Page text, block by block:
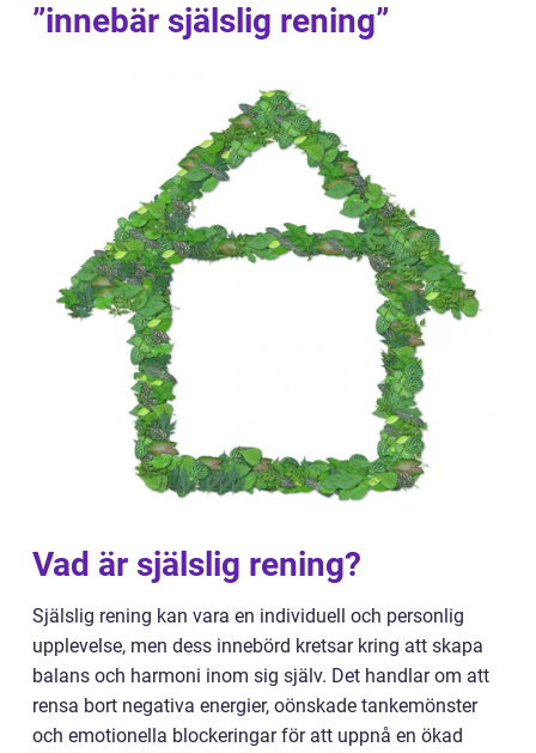
”innebär själslig rening”
Vad är själslig rening?
Själslig rening kan vara en individuell och personlig
upplevelse, men dess innebörd kretsar kring att skapa
balans och harmoni inom sig själv. Det handlar om att
rensa bort negativa energier, oönskade tankemönster
och emotionella blockeringar för att uppnå en ökad